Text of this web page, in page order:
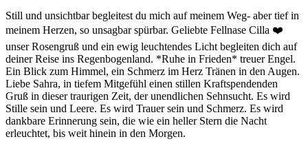
Still und unsichtbar begleitest du mich auf meinem Weg- aber tief in
meinem Herzen, so unsagbar spürbar. Geliebte Fellnase Cilla ❤️
unser Rosengruß und ein ewig leuchtendes Licht begleiten dich auf
deiner Reise ins Regenbogenland. *Ruhe in Frieden* treuer Engel.
Ein Blick zum Himmel, ein Schmerz im Herz Tränen in den Augen.
Liebe Sahra, in tiefem Mitgefühl einen stillen Kraftspendenden
Gruß in dieser traurigen Zeit, der unendlichen Sehnsucht. Es wird
Stille sein und Leere. Es wird Trauer sein und Schmerz. Es wird
dankbare Erinnerung sein, die wie ein heller Stern die Nacht
erleuchtet, bis weit hinein in den Morgen.